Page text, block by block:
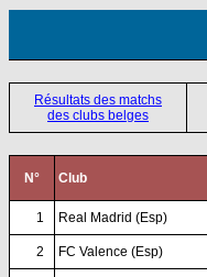
Résultats des matchs
des clubs belges
N° Club
1 Real Madrid (Esp)
2 FC Valence (Esp)